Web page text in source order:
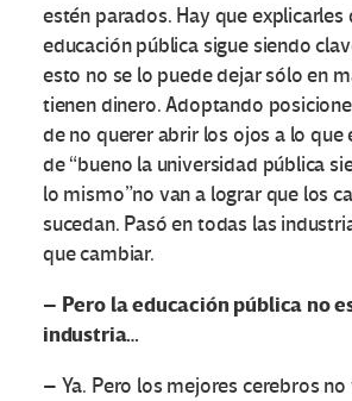
estén parados. Hay que explicarles
educación pública sigue siendo
esto no se lo puede dejar sólo en
tienen dinero. Adoptando
de no querer abrir los ojos a lo que
de “bueno la universidad pública
lo mismo”no van a lograr que los
sucedan. Pasó en todas las
que cambiar.
– Pero la educación pública no
industria…
– Ya. Pero los mejores cerebros